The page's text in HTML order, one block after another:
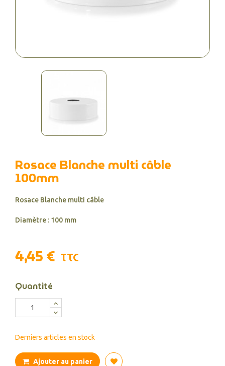
Rosace Blanche multi câble
100mm
Rosace Blanche multi câble
Diamètre : 100 mm
4,45 € TTC
Quantité
Derniers articles en stock
Ajouter au panier